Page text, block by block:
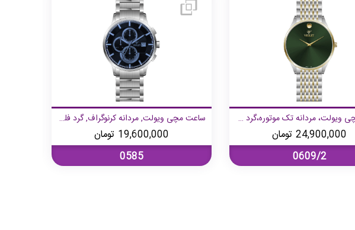
ساعت مچی ویولت, مردانه کرنوگراف, گرد فلزی, استیل صفحه مشکی- شیشه رنگی
19,600,000 تومان
0585
ساعت مچی ویولت، مردانه تک موتوره،گرد فلزی،دورنگ استیل طلایی صفحه سبز
24,900,000 تومان
0609/2